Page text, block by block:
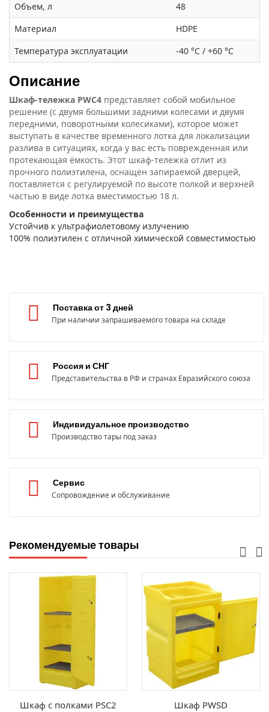
Объем, л
48
Материал
HDPE
Температура эксплуатации
-40 °C / +60 °C
Описание
Шкаф-тележка PWC4 представляет собой мобильное
решение (с двумя большими задними колесами и двумя
передними, поворотными колесиками), которое может
выступать в качестве временного лотка для локализации
разлива в ситуациях, когда у вас есть поврежденная или
протекающая ёмкость. Этот шкаф-тележка отлит из
прочного полиэтилена, оснащен запираемой дверцей,
поставляется с регулируемой по высоте полкой и верхней
частью в виде лотка вместимостью 18 л.
Особенности и преимущества
Устойчив к ультрафиолетовому излучению
100% полиэтилен с отличной химической совместимостью
Поставка от 3 дней
При наличии запрашиваемого товара на складе
Россия и СНГ
Представительства в РФ и странах Евразийского союза
Индивидуальное производство
Производство тары под заказ
Сервис
Сопровождение и обслуживание
Рекомендуемые товары
Шкаф с полками PSC2 Шкаф PWSD